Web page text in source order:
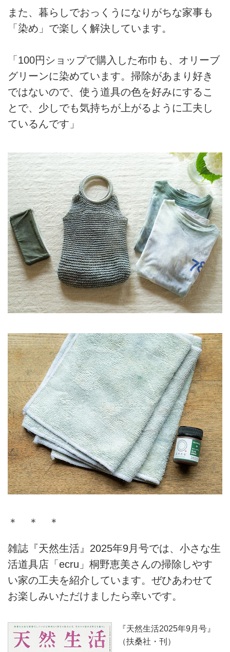
また、暮らしでおっくうになりがちな家事も
「染め」で楽しく解決しています。
「100円ショップで購入した布巾も、オリーブ
グリーンに染めています。掃除があまり好き
ではないので、使う道具の色を好みにするこ
とで、少しでも気持ちが上がるように工夫し
ているんです」
＊ ＊ ＊
雑誌『天然生活』2025年9月号では、小さな生
活道具店「ecru」桐野恵美さんの掃除しやす
い家の工夫を紹介しています。ぜひあわせて
お楽しみいただけましたら幸いです。
『天然生活2025年9月号』
（扶桑社・刊）